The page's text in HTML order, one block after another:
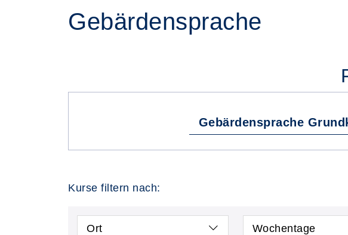
Gebärdensprache
Gebärdensprache
Kurse filtern nach:
Ort Wochentage